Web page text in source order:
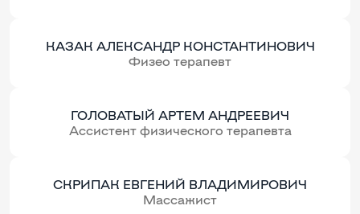
КАЗАК АЛЕКСАНДР КОНСТАНТИНОВИЧ
Физео терапевт
ГОЛОВАТЫЙ АРТЕМ АНДРЕЕВИЧ
Ассистент физического терапевта
СКРИПАК ЕВГЕНИЙ ВЛАДИМИРОВИЧ
Массажист